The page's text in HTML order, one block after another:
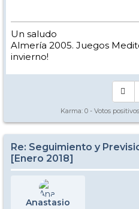
Un saludo
Almería 2005. Juegos
invierno!
Karma: 0 - Votos
Re: Seguimiento y
[Enero 2018]
Anastasio